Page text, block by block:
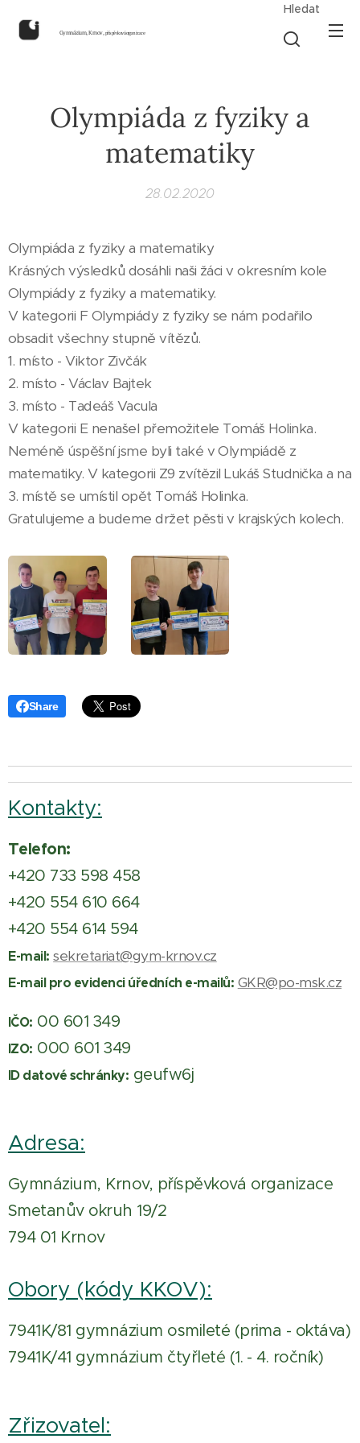
Gymnázium, Krnov,příspěvková organizace
Hledat
Olympiáda z fyziky a
matematiky
28.02.2020
Olympiáda z fyziky a matematiky
Krásných výsledků dosáhli naši žáci v okresním kole
Olympiády z fyziky a matematiky.
V kategorii F Olympiády z fyziky se nám podařilo
obsadit všechny stupně vítězů.
1. místo - Viktor Zivčák
2. místo - Václav Bajtek
3. místo - Tadeáš Vacula
V kategorii E nenašel přemožitele Tomáš Holinka.
Neméně úspěšní jsme byli také v Olympiádě z
matematiky. V kategorii Z9 zvítězil Lukáš Studnička a na
3. místě se umístil opět Tomáš Holinka.
Gratulujeme a budeme držet pěsti v krajských kolech.
Share
Kontakty:
Telefon:
+420 733 598 458
+420 554 610 664
+420 554 614 594
E-mail: sekretariat@gym-krnov.cz
E-mail pro evidenci úředních e-mailů: GKR@po-msk.cz
IČO: 00 601 349
IZO: 000 601 349
ID datové schránky: geufw6j
Adresa:
Gymnázium, Krnov, příspěvková organizace
Smetanův okruh 19/2
794 01 Krnov
Obory (kódy KKOV):
7941K/81 gymnázium osmileté (prima - oktáva)
7941K/41 gymnázium čtyřleté (1. - 4. ročník)
Zřizovatel: